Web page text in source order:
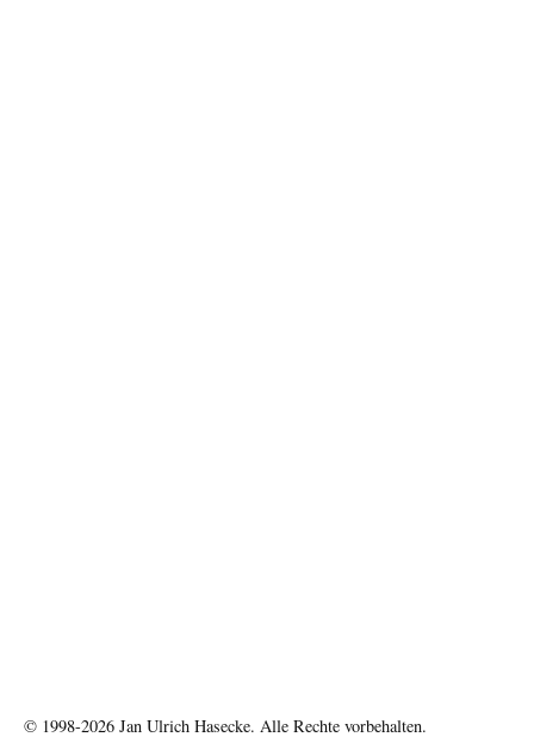
© 1998-2026 Jan Ulrich Hasecke. Alle Rechte vorbehalten.